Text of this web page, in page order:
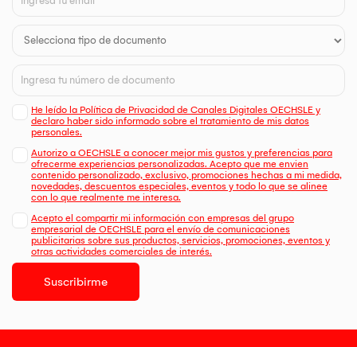
He leído la Política de Privacidad de Canales Digitales OECHSLE y
declaro haber sido informado sobre el tratamiento de mis datos
personales.
Autorizo a OECHSLE a conocer mejor mis gustos y preferencias para
ofrecerme experiencias personalizadas. Acepto que me envien
contenido personalizado, exclusivo, promociones hechas a mi medida,
novedades, descuentos especiales, eventos y todo lo que se alinee
con lo que realmente me interesa.
Acepto el compartir mi información con empresas del grupo
empresarial de OECHSLE para el envío de comunicaciones
publicitarias sobre sus productos, servicios, promociones, eventos y
otras actividades comerciales de interés.
Suscribirme